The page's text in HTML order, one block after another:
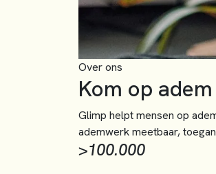
Over ons
Kom op
Glimp helpt mensen op
ademwerk meetbaar,
>100.000